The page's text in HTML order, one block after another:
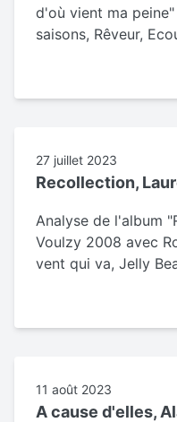
d'où vient ma
saisons, Rêveur,
27 juillet 2023
Recollection,
Analyse de l'album
Voulzy 2008 avec
vent qui va, Jelly
11 août 2023
A cause d'elles,